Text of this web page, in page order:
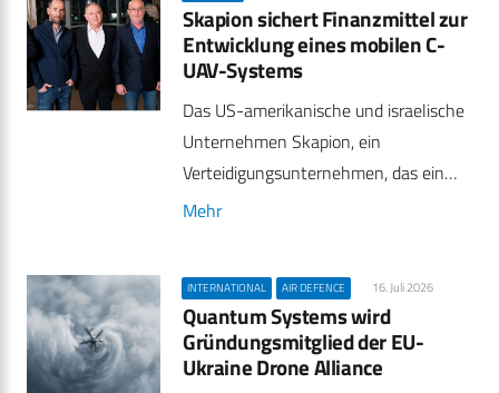
Skapion sichert Finanzmittel zur
Entwicklung eines mobilen C-
UAV-Systems
Das US-amerikanische und israelische
Unternehmen Skapion, ein
Verteidigungsunternehmen, das ein…
Mehr
INTERNATIONAL AIR DEFENCE 16. Juli 2026
Quantum Systems wird
Gründungsmitglied der EU-
Ukraine Drone Alliance